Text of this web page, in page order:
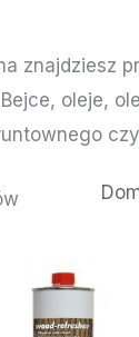
znajdziesz
oleje,